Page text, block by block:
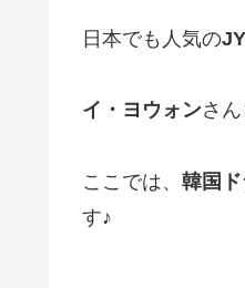
日本でも人気の
イ・ヨウォンさん
ここでは、 韓国ド
す♪